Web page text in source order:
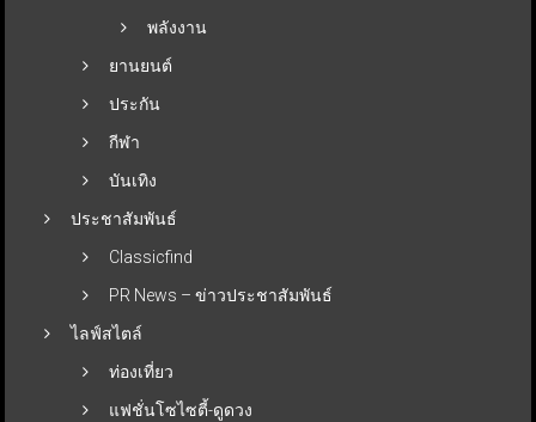
พลังงาน
ยานยนต์
ประกัน
กีฬา
บันเทิง
ประชาสัมพันธ์
Classicfind
PR News – ข่าวประชาสัมพันธ์
ไลฟ์สไตล์
ท่องเที่ยว
แฟชั่นโซไซตี้-ดูดวง